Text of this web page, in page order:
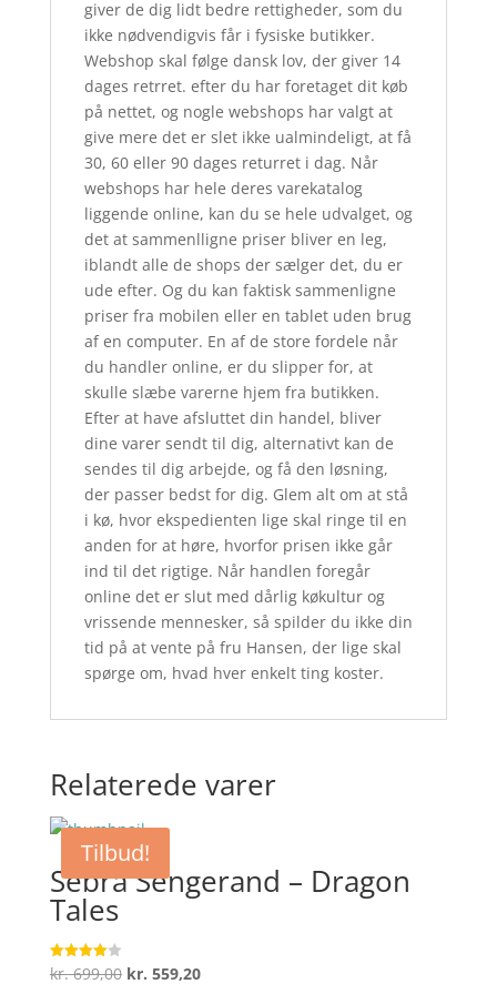
giver de dig lidt bedre rettigheder, som du
ikke nødvendigvis får i fysiske butikker.
Webshop skal følge dansk lov, der giver 14
dages retrret. efter du har foretaget dit køb
på nettet, og nogle webshops har valgt at
give mere det er slet ikke ualmindeligt, at få
30, 60 eller 90 dages returret i dag. Når
webshops har hele deres varekatalog
liggende online, kan du se hele udvalget, og
det at sammenlligne priser bliver en leg,
iblandt alle de shops der sælger det, du er
ude efter. Og du kan faktisk sammenligne
priser fra mobilen eller en tablet uden brug
af en computer. En af de store fordele når
du handler online, er du slipper for, at
skulle slæbe varerne hjem fra butikken.
Efter at have afsluttet din handel, bliver
dine varer sendt til dig, alternativt kan de
sendes til dig arbejde, og få den løsning,
der passer bedst for dig. Glem alt om at stå
i kø, hvor ekspedienten lige skal ringe til en
anden for at høre, hvorfor prisen ikke går
ind til det rigtige. Når handlen foregår
online det er slut med dårlig køkultur og
vrissende mennesker, så spilder du ikke din
tid på at vente på fru Hansen, der lige skal
spørge om, hvad hver enkelt ting koster.
Relaterede varer
Tilbud!
Sebra Sengerand – Dragon
Tales
Vurderet
4
kr.699,00 Den
kr. 559,20Den